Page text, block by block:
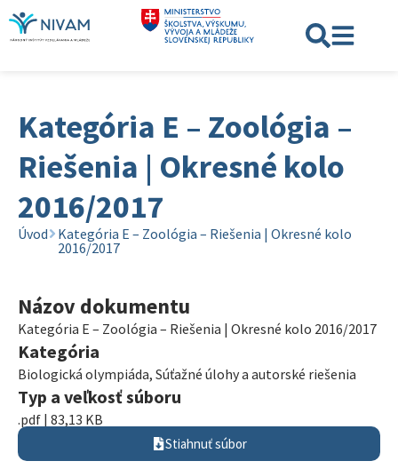
Kategória E – Zoológia –
Riešenia | Okresné kolo
2016/2017
Úvod
Kategória E – Zoológia – Riešenia | Okresné kolo
2016/2017
Názov dokumentu
Kategória E – Zoológia – Riešenia | Okresné kolo 2016/2017
Kategória
Biologická olympiáda, Súťažné úlohy a autorské riešenia
Typ a veľkosť súboru
.pdf | 83,13 KB
Stiahnuť súbor